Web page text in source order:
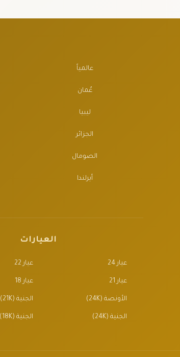
عالمياً
عُمان
ليبيا
الجزائر
الصومال
أيرلندا
العيارات
عيار 24 عيار 22
عيار 21 عيار 18
الأونصة (24K) الجنية (21K)
الجنية (24K) الجنية (18K)